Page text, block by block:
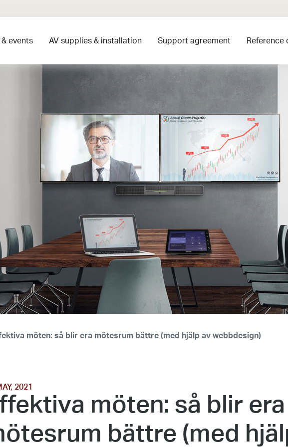
events AV supplies & installation Support agreement Reference
möten: så blir era mötesrum bättre (med hjälp av webbdesign)
2021
möten: så blir era
bättre (med